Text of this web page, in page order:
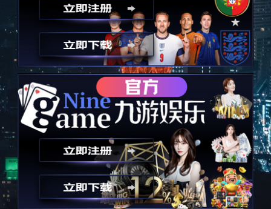
0755-2988 9502总部：江西省吉安市井冈山经济技术开
×